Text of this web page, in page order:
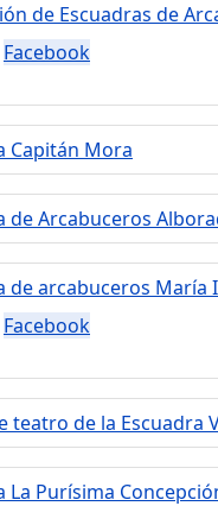
de Escuadras de
Facebook
Capitán Mora
de Arcabuceros
de arcabuceros María
Facebook
teatro de la Escuadra
La Purísima